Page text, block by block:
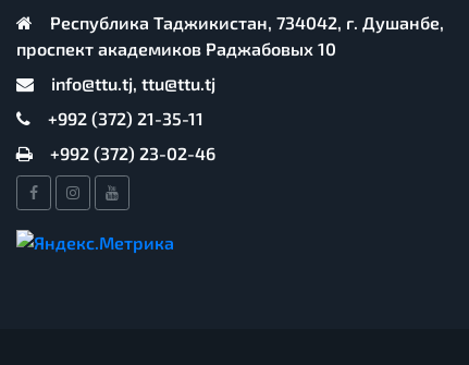
Республика Таджикистан, 734042, г. Душанбе,
проспект академиков Раджабовых 10
info@ttu.tj, ttu@ttu.tj
+992 (372) 21-35-11
+992 (372) 23-02-46